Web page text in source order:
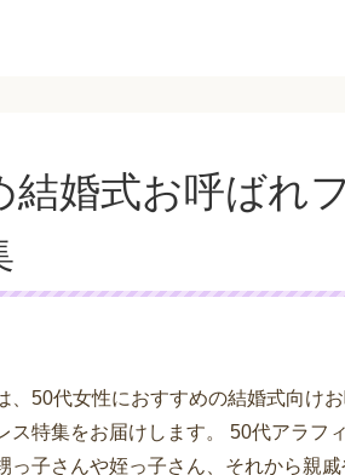
婚式お呼ばれ
、50代女性におすすめの結婚式向け
ス特集をお届けします。 50代アラフ
っ子さんや姪っ子さん、それから親